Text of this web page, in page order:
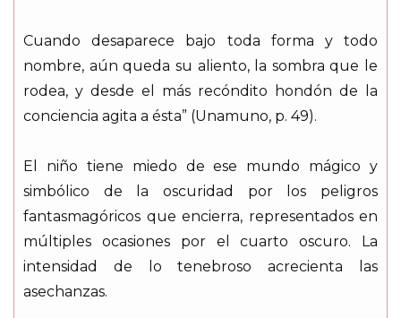
Cuando desaparece bajo toda forma y todo
nombre, aún queda su aliento, la sombra que le
rodea, y desde el más recóndito hondón de la
conciencia agita a ésta” (Unamuno, p. 49).
El niño tiene miedo de ese mundo mágico y
simbólico de la oscuridad por los peligros
fantasmagóricos que encierra, representados en
múltiples ocasiones por el cuarto oscuro. La
intensidad de lo tenebroso acrecienta las
asechanzas.